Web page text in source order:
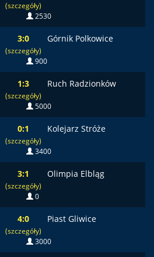
(szczegóły)
2530
3:0
(szczegóły)
Górnik Polkowice
900
1:3
(szczegóły)
Ruch Radzionków
5000
0:1
(szczegóły)
Kolejarz Stróże
3400
3:1
(szczegóły)
Olimpia Elbląg
0
4:0
(szczegóły)
Piast Gliwice
3000